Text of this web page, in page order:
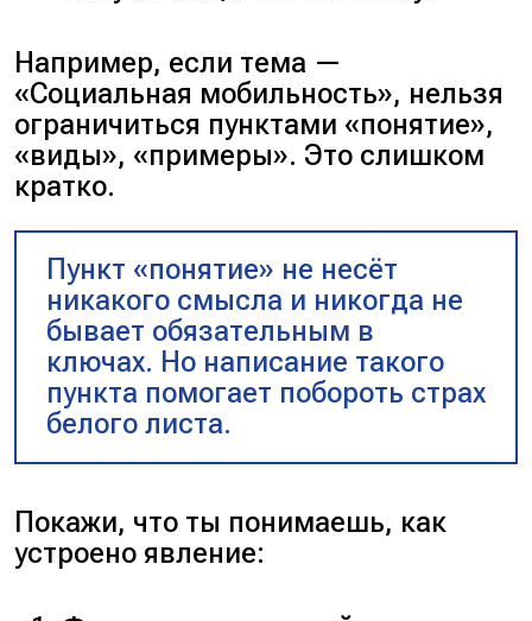
Например, если тема —
«Социальная мобильность», нельзя
ограничиться пунктами «понятие»,
«виды», «примеры». Это слишком
кратко.
Пункт «понятие» не несёт
никакого смысла и никогда не
бывает обязательным в
ключах. Но написание такого
пункта помогает побороть страх
белого листа.
Покажи, что ты понимаешь, как
устроено явление: